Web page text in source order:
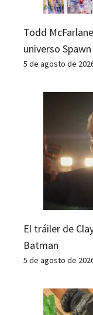
Todd
universo
5 de agosto de
El tráiler de
Batman
5 de agosto de